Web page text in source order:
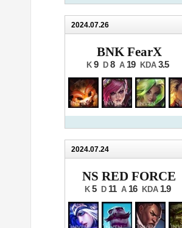
2024.07.26
BNK FearX
K 9 D 8 A 19 KDA 3.5
2024.07.24
NS RED FORCE
K 5 D 11 A 16 KDA 1.9